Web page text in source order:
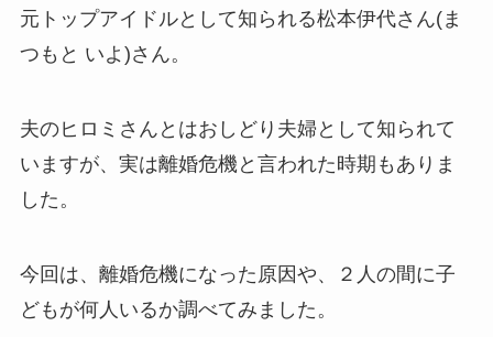
元トップアイドルとして知られる松本伊代さん(ま
つもと いよ)さん。
夫のヒロミさんとはおしどり夫婦として知られて
いますが、実は離婚危機と言われた時期もありま
した。
今回は、離婚危機になった原因や、２人の間に子
どもが何人いるか調べてみました。